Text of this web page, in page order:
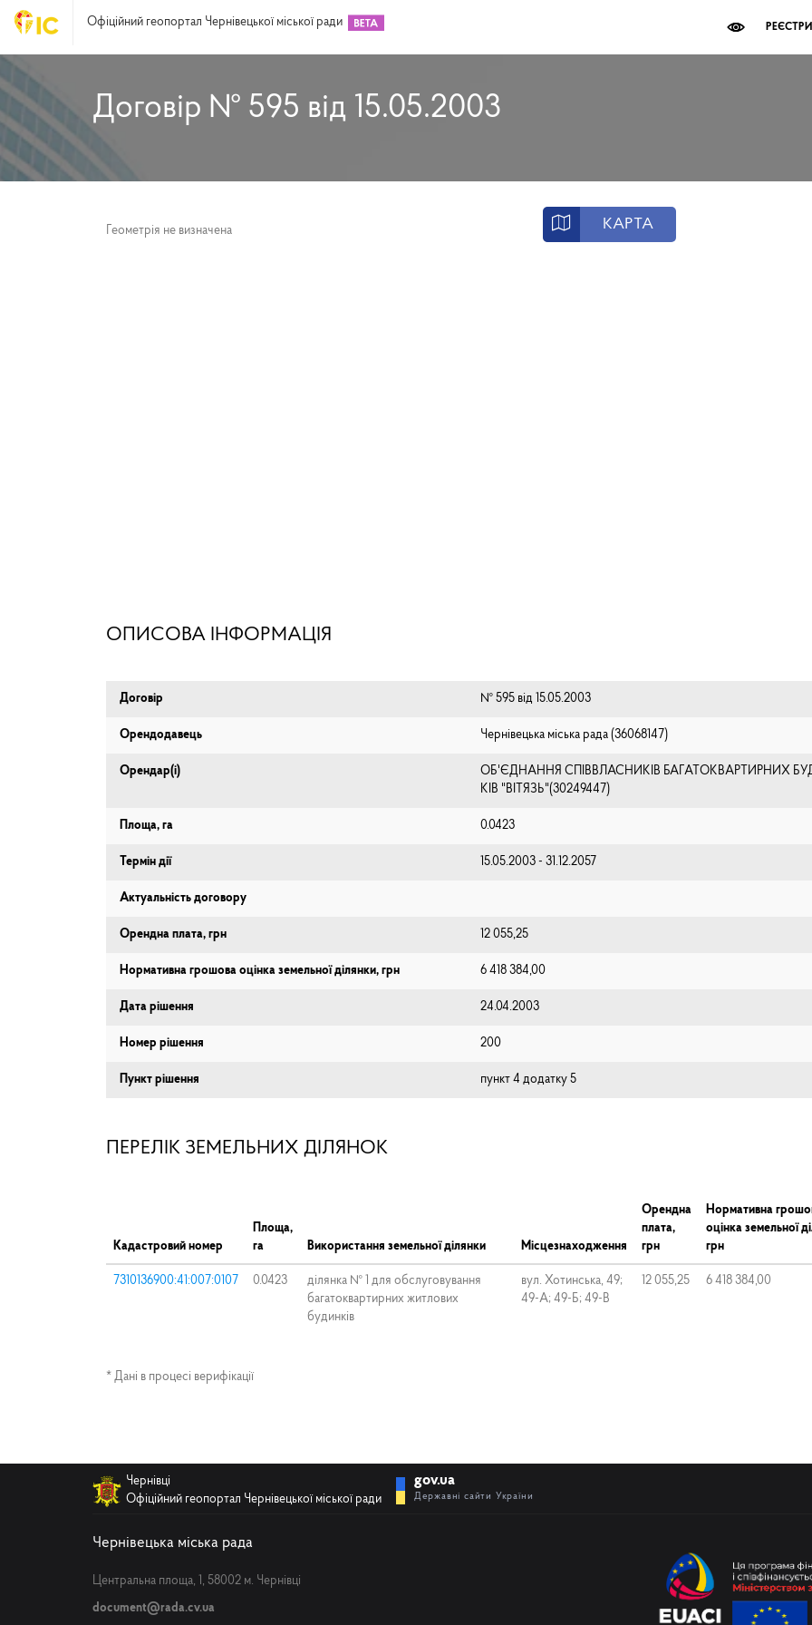
Офіційний геопортал Чернівецької міської ради РЕЄСТРИ
Договір № 595 від 15.05.2003
КАРТА
Геометрія не визначена
ОПИСОВА ІНФОРМАЦІЯ
Договір № 595 від 15.05.2003
Орендодавець Чернівецька міська рада (⁨36068147⁩)
Орендар(і)
ОБ'ЄДНАННЯ СПІВВЛАСНИКІВ БАГАТОКВАРТИРНИХ
КІВ "ВІТЯЗЬ"(30249447)
Площа, га 0.0423
Термін дії 15.05.2003 - 31.12.2057
Актуальність договору
Орендна плата, грн 12 055,25
Нормативна грошова оцінка земельної ділянки, грн 6 418 384,00
Дата рішення 24.04.2003
Номер рішення 200
Пункт рішення пункт 4 додатку 5
ПЕРЕЛІК ЗЕМЕЛЬНИХ ДІЛЯНОК
Кадастровий номер
Площа,
га
Використання земельної ділянки Місцезнаходження
Орендна
плата,
грн
Нормативна
оцінка земельної
грн
7310136900:41:007:0107 0.0423
ділянка № 1 для обслуговування
багатоквартирних житлових
будинків
вул. Хотинська, 49;
49-А; 49-Б; 49-В
12 055,25 6 418 384,00
* Дані в процесі верифікації
Чернівці
Офіційний геопортал Чернівецької міської ради
gov.ua
Державні сайти України
Чернівецька міська рада
Центральна площа, 1, 58002 м. Чернівці
document@rada.cv.ua